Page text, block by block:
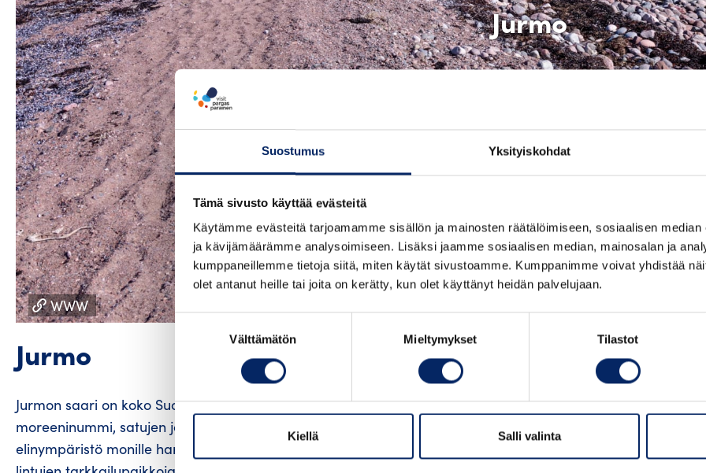
Suostumus Yksityiskohdat
Tämä sivusto käyttää evästeitä
Käytämme evästeitä tarjoamamme sisällön ja mainosten räätälöimiseen, sosiaalisen
ja kävijämäärämme analysoimiseen. Lisäksi jaamme sosiaalisen median, mainosalan ja
kumppaneillemme tietoja siitä, miten käytät sivustoamme. Kumppanimme voivat yhdistää
olet antanut heille tai joita on kerätty, kun olet käyttänyt heidän palvelujaan.
Suostumuksen
Välttämätön Mieltymykset Tilastot
Kiellä Salli valinta
Jurmo
WWW
Jurmo
Jurmon saari on koko Suomen halki kulkevan Salpausselän viimeinen maanpäällinen jatke, lähes puuton
moreeninummi, satujen ja merirosvotarinoiden saari. Laajat kanervanummet kivikkorantoineen ovat otollinen
elinympäristö monille harvinaisillekin merilinnuille. Kevät- ja syysmuuttoaikoina Jurmo on yksi saariston